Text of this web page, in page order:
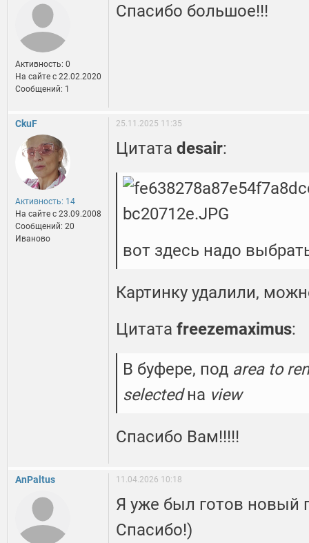
Активность: 0
На сайте c 22.02.2020
Сообщений: 1
Спасибо большое!!!
CkuF
Активность: 14
На сайте c 23.09.2008
Сообщений: 20
Иваново
25.11.2025 11:35
Цитата desair:
вот здесь надо
Картинку удалили,
Цитата freezemaximus:
В буфере, под area to
selectedна view
Спасибо Вам!!!!!
AnPaltus 11.04.2026 10:18
Я уже был готов новый
Спасибо!)